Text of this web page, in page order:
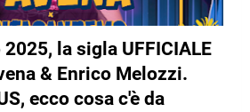
la sigla UFFICIALE
& Enrico Melozzi.
ecco cosa c'è da